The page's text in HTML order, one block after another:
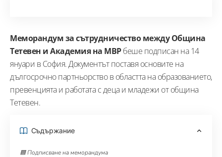
Меморандум за сътрудничество междуОбщина
Тетевен иАкадемия на МВРбеше подписан на 14
януари в София. Документът поставя основите на
дългосрочно партньорство в областта на образованието,
превенцията и работата с деца и младежи от община
Тетевен.
Съдържание
🟦 Подписване на меморандума